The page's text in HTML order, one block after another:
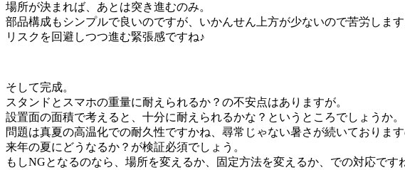
場所が決まれば、あとは突き進むのみ。
部品構成もシンプルで良いのですが、いかんせん上方が少ないので苦労します
リスクを回避しつつ進む緊張感ですね♪
そして完成。
スタンドとスマホの重量に耐えられるか？の不安点はありますが。
設置面の面積で考えると、十分に耐えられるかな？というところでしょうか。
問題は真夏の高温化での耐久性ですかね、尋常じゃない暑さが続いております
来年の夏にどうなるか？が検証必須でしょう。
もしNGとなるのなら、場所を変えるか、固定方法を変えるか、での対応です